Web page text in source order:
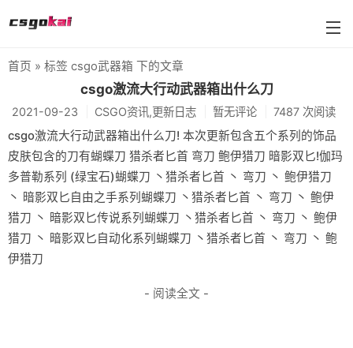
farmskins
88dog
flamecases
88hash-jp
首页 » 标签 csgo武器箱 下的文章
csgo激流大行动武器箱出什么刀
2021-09-23 CSGO资讯,更新日志 暂无评论 7487 次阅读
csgo激流大行动武器箱出什么刀! 本次更新包含五个系列的饰品
皮肤包含的刀有蝴蝶刀 猎杀者匕首 弯刀 鲍伊猎刀 暗影双匕!伽玛
多普勒系列 (绿宝石)蝴蝶刀 丶猎杀者匕首 丶 弯刀 丶 鲍伊猎刀
丶 暗影双匕自由之手系列蝴蝶刀 丶猎杀者匕首 丶 弯刀 丶 鲍伊
猎刀 丶 暗影双匕传说系列蝴蝶刀 丶猎杀者匕首 丶 弯刀 丶 鲍伊
猎刀 丶 暗影双匕自动化系列蝴蝶刀 丶猎杀者匕首 丶 弯刀 丶 鲍
伊猎刀
- 阅读全文 -